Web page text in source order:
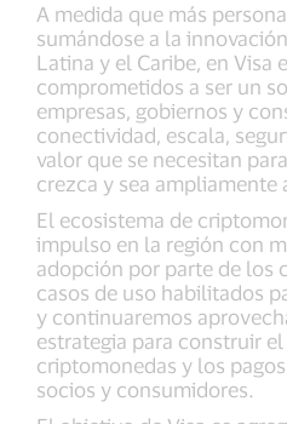
A medida que más
sumándose a la
Latina y el Caribe, en Visa
comprometidos a ser un
empresas, gobiernos y
conectividad, escala,
valor que se necesitan
crezca y sea ampliamente
El ecosistema de
impulso en la región con
adopción por parte de los
casos de uso habilitados
y continuaremos
estrategia para construir
criptomonedas y los
socios y consumidores.